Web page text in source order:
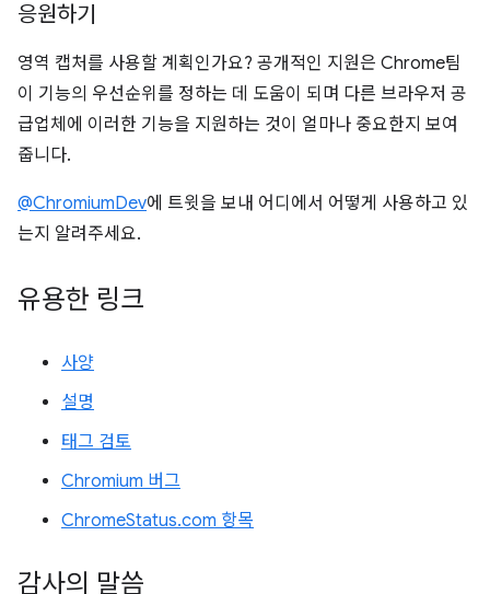
응원하기
영역 캡처를 사용할 계획인가요? 공개적인 지원은 Chrome팀
이 기능의 우선순위를 정하는 데 도움이 되며 다른 브라우저 공
급업체에 이러한 기능을 지원하는 것이 얼마나 중요한지 보여
줍니다.
@ChromiumDev에 트윗을 보내 어디에서 어떻게 사용하고 있
는지 알려주세요.
유용한 링크
사양
설명
태그 검토
Chromium 버그
ChromeStatus.com 항목
감사의 말씀